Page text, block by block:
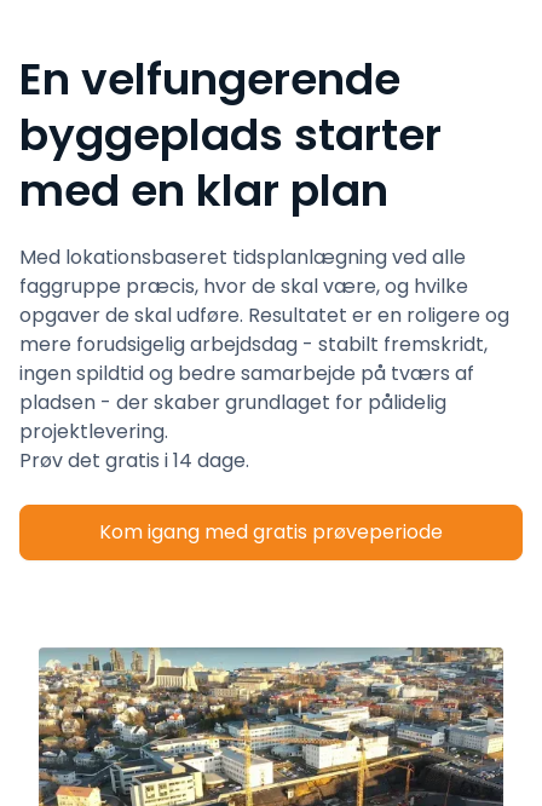
En velfungerende
byggeplads starter
med en klar plan
Med lokationsbaseret tidsplanlægning ved alle
faggruppe præcis, hvor de skal være, og hvilke
opgaver de skal udføre. Resultatet er en roligere og
mere forudsigelig arbejdsdag - stabilt fremskridt,
ingen spildtid og bedre samarbejde på tværs af
pladsen - der skaber grundlaget for pålidelig
projektlevering.
Prøv det gratis i 14 dage.
Kom igang med gratis prøveperiode